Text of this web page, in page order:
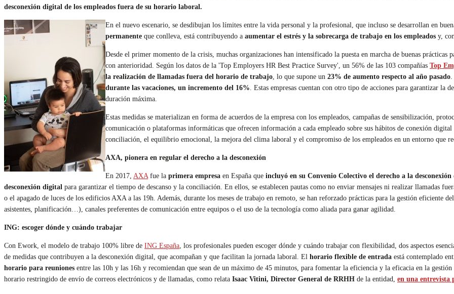
desconexión digital de los empleados fuera de su horario laboral.
En el nuevo escenario, se desdibujan los límites entre la vida personal y la profesional, que incluso se desarrollan en
permanente que conlleva, está contribuyendo a aumentar el estrés y la sobrecarga de trabajo en los empleados y,
Desde el primer momento de la crisis, muchas organizaciones han intensificado la puesta en marcha de buenas prácticas
con anterioridad. Según los datos de la 'Top Employers HR Best Practice Survey', un 56% de las 103 compañías Top
la realización de llamadas fuera del horario de trabajo , lo que supone un 23% de aumento respecto al año pasado
durante las vacaciones, un incremento del 16% . Estas empresas cuentan con otro tipo de acciones para garantizar
duración máxima.
Estas medidas se materializan en forma de acuerdos de la empresa con los empleados, campañas de sensibilización,
comunicación o plataformas informáticas que ofrecen información a cada empleado sobre sus hábitos de conexión
conciliación, el equilibrio emocional, la mejora del clima laboral y el compromiso de los empleados en un entorno que
AXA, pionera en regular el derecho a la desconexión
En 2017, AXA fue la primera empresa en España que incluyó en su Convenio Colectivo el derecho a la desconexión
desconexión digital para garantizar el tiempo de descanso y la conciliación. En ellos, se establecen pautas como no enviar mensajes ni realizar llamadas
o el apagado de luces de los edificios AXA a las 19h. Además, durante los meses de trabajo en remoto, se han reforzado prácticas para la gestión eficiente
asistentes, planificación…), canales preferentes de comunicación entre equipos o el uso de la tecnología como aliada para ganar agilidad.
ING: escoger dónde y cuándo trabajar
Con Ework, el modelo de trabajo 100% libre de ING España , los profesionales pueden escoger dónde y cuándo trabajar con flexibilidad, dos aspectos
de medidas que contribuyen a la desconexión digital, que acompañan y que facilitan la jornada laboral. El horario flexible de entrada está contemplado
horario para reuniones entre las 10h y las 16h y recomiendan que sean de un máximo de 45 minutos, para fomentar la eficiencia y la eficacia en la
horario restringido de envío de correos electrónicos y de llamadas, como relata Isaac Vitini, Director General de RRHH de la entidad, en una entrevista